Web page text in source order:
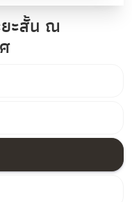
ยะสั้น ณ